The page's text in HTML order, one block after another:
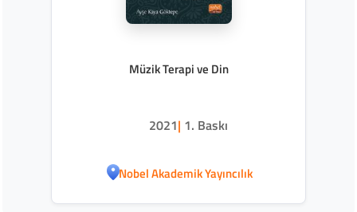
Müzik Terapi ve Din
2021| 1. Baskı
Nobel Akademik Yayıncılık